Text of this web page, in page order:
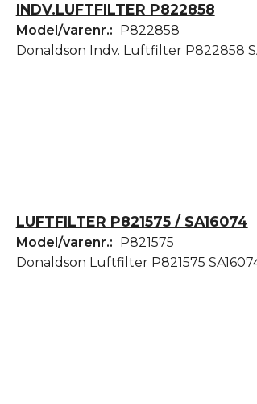
INDV.LUFTFILTER P822858
Model/varenr.:
P822858
Donaldson Indv. Luftfilter P822858
LUFTFILTER P821575 / SA16074
Model/varenr.:
P821575
Donaldson Luftfilter P821575